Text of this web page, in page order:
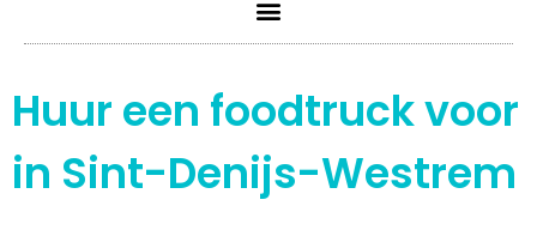
Huur een foodtruck voor
in Sint-Denijs-Westrem